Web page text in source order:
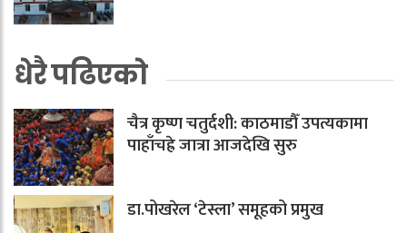
धेरै पढिएको
चैत्र कृष्ण चतुर्दशी: काठमाडौँ उपत्यकामा
पाहाँचह्रे जात्रा आजदेखि सुरु
डा.पोखरेल ‘टेस्ला’ समूहको प्रमुख